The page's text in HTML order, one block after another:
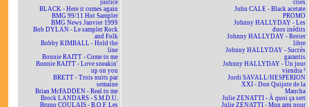
justice
BLACK - Here it comes again
BMG 99/11 Hot Sampler
BMG News Janvier 1999
Bob DYLAN - Le sampler Rock
and Folk
Bobby KIMBALL - Hold the
line
Bonnie RAITT - Come to me
Bonnie RAITT - Love sneakin'
up on you
BRETT - Trois nuits par
semaine
Brian McFADDEN - Real to me
Brock LANDARS - S.M.D.U.
Bruno COULAIS - B.O.F. Les
cries
John CALE - Black acetate
PROMO
Johnny HALLYDAY - Les
duos inédits
Johnny HALLYDAY - Rester
libre
Johnny HALLYDAY - Succès
garantis
Johnny HALLYDAY - Un jour
viendra ²
Jordi SAVALL/HESPERION
XXI - Don Quijote de la
Mancha
Julie ZENATTI - À quoi ça sert
Julie ZENATTI - Mon ami pour